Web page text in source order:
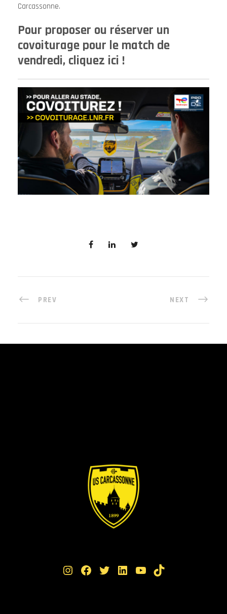
Carcassonne.
Pour proposer ou réserver un
covoiturage pour le match de
vendredi, cliquez ici !
PREV NEXT
Instagram Facebook Twitter LinkedIn YouTube TikTok